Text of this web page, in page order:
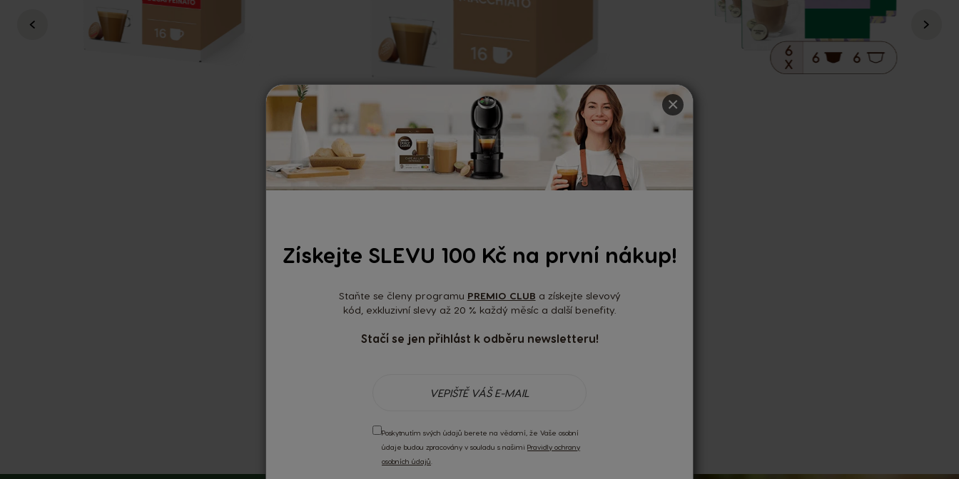
CORTADO
×
Získejte SLEVU 100 Kč na první nákup!
Staňte se členy programu PREMIO CLUB a získejte slevový
kód, exkluzivní slevy až 20 % každý měsíc a další benefity.
Stačí se jen přihlást k odběru newsletteru!
Poskytnutím svých údajů berete na vědomí, že Vaše osobní
údaje budou zpracovány v souladu s našimi Pravidly ochrany
osobních údajů